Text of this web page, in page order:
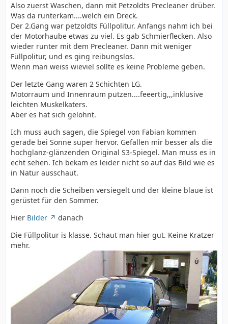
Also zuerst Waschen, dann mit Petzoldts Precleaner drüber.
Was da runterkam....welch ein Dreck.
Der 2.Gang war petzoldts Füllpolitur. Anfangs nahm ich bei
der Motorhaube etwas zu viel. Es gab Schmierflecken. Also
wieder runter mit dem Precleaner. Dann mit weniger
Füllpolitur, und es ging reibungslos.
Wenn man weiss wieviel sollte es keine Probleme geben.
Der letzte Gang waren 2 Schichten LG.
Motorraum und Innenraum putzen....feeertig,,,inklusive
leichten Muskelkaters.
Aber es hat sich gelohnt.
Ich muss auch sagen, die Spiegel von Fabian kommen
gerade bei Sonne super hervor. Gefallen mir besser als die
hochglanz-glänzenden Original S3-Spiegel. Man muss es in
echt sehen. Ich bekam es leider nicht so auf das Bild wie es
in Natur ausschaut.
Dann noch die Scheiben versiegelt und der kleine blaue ist
gerüstet für den Sommer.
Hier Bilder
danach
Die Füllpolitur is klasse. Schaut man hier gut. Keine Kratzer
mehr.